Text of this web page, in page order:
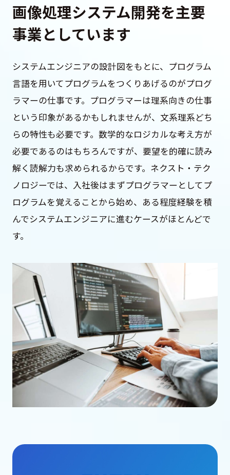
画像処理システム開発を主要
事業としています
システムエンジニアの設計図をもとに、プログラム
言語を用いてプログラムをつくりあげるのがプログ
ラマーの仕事です。プログラマーは理系向きの仕事
という印象があるかもしれませんが、文系理系どち
らの特性も必要です。数学的なロジカルな考え方が
必要であるのはもちろんですが、要望を的確に読み
解く読解力も求められるからです。ネクスト・テク
ノロジーでは、入社後はまずプログラマーとしてプ
ログラムを覚えることから始め、ある程度経験を積
んでシステムエンジニアに進むケースがほとんどで
す。